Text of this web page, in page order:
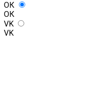
ОК
ОК
VK
VK